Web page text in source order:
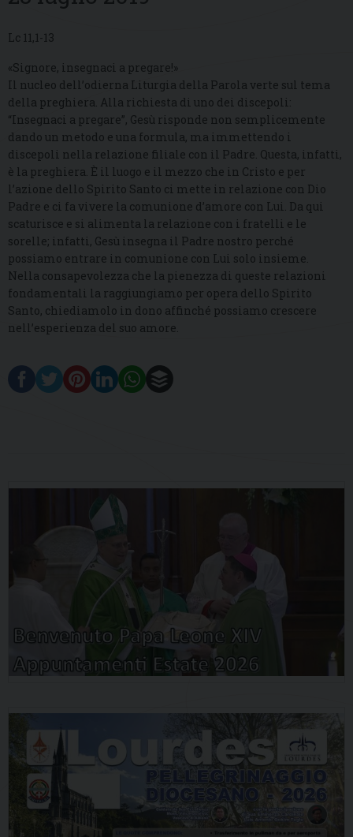
Lc 11,1-13
«Signore, insegnaci a pregare!»
Il nucleo dell’odierna Liturgia della Parola verte sul tema
della preghiera. Alla richiesta di uno dei discepoli:
“Insegnaci a pregare”, Gesù risponde non semplicemente
dando un metodo e una formula, ma immettendo i
discepoli nella relazione filiale con il Padre. Questa, infatti,
è la preghiera. È il luogo e il mezzo che in Cristo e per
l’azione dello Spirito Santo ci mette in relazione con Dio
Padre e ci fa vivere la comunione d’amore con Lui. Da qui
scaturisce e si alimenta la relazione con i fratelli e le
sorelle; infatti, Gesù insegna il Padre nostro perché
possiamo entrare in comunione con Lui solo insieme.
Nella consapevolezza che la pienezza di queste relazioni
fondamentali la raggiungiamo per opera dello Spirito
Santo, chiediamolo in dono affinché possiamo crescere
nell’esperienza del suo amore.